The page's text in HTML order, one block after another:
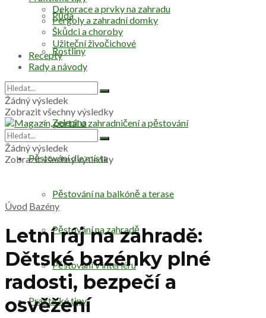
Půda
Rostliny
Zelenina
Pěstování dle místa
Pěstování na balkóně a terase
Pěstování na zahradě
Pěstování v interiéru
Praktické tipy
Dekorace a prvky na zahradu
Pergoly a zahradní domky
Škůdci a choroby
Užiteční živočichové
Recepty
Rady a návody
Žádný výsledek
Zobrazit všechny výsledky
Žádný výsledek
Zobrazit všechny výsledky
Úvod Bazény
Letní ráj na zahradě:
Dětské bazénky plné
radosti, bezpečí a
osvěžení